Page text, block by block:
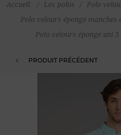
Accueil / Les polos / Polo
Polo velours éponge manches
Polo velours éponge uni
PRODUIT PRÉCÉDENT